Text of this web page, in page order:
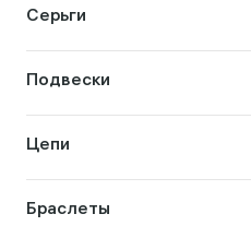
Серьги
Подвески
Цепи
Браслеты